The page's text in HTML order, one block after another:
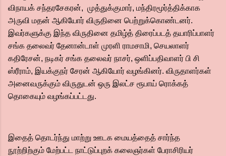
விநாயக் சந்தரசேகரன், முத்துக்குமார், மந்திரமூர்த்திக்காக
அருவி மதன் ஆகியோர் விருதினை பெற்றுக்கொண்டனர்.
இவர்களுக்கு இந்த விருதினை தமிழ்த் திரைப்படத் தயாரிப்பாளர்
சங்க தலைவர் தேனான்டாள் முரளி ராமசாமி, செயலாளர்
கதிரேசன், நடிகர் சங்க தலைவர் நாசர், ஒளிப்பதிவாளர் பி சி
ஸ்ரீராம், இயக்குநர் சேரன் ஆகியோர் வழங்கினர். விருதாளர்கள்
அனைவருக்கும் விருதுடன் ஒரு இலட்ச ரூபாய் ரொக்கத்
தொகையும் வழங்கப்பட்டது.
இதைத் தொடர்ந்து மாற்று ஊடக மையத்தைத் சார்ந்த
நூற்றிற்கும் மேற்பட்ட நாட்டுப்புறக் கலைஞர்கள் பேராசிரியர்